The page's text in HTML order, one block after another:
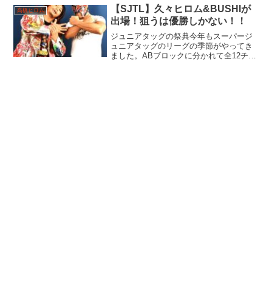
高橋ヒロム
【SJTL】久々ヒロム&BUSHIが
出場！狙うは優勝しかない！！
ジュニアタッグの祭典今年もスーパージ
ュニアタッグのリーグの季節がやってき
ました。ABブロックに分かれて全12チー